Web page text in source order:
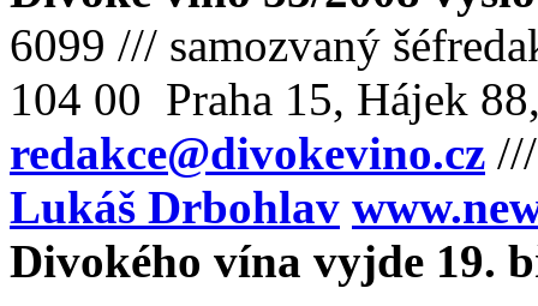
6099 /// samozvaný
104 00 Praha 15, Hájek
redakce@divokevino.cz
Lukáš Drbohlav
Divokého vína vyjde 19.